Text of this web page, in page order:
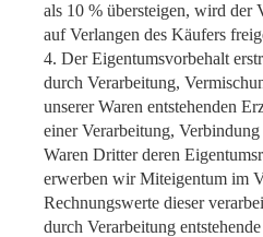
als 10 % übersteigen, wird der
auf Verlangen des Käufers
4. Der Eigentumsvorbehalt
durch Verarbeitung,
unserer Waren entstehenden
einer Verarbeitung,
Waren Dritter deren
erwerben wir Miteigentum im
Rechnungswerte dieser
durch Verarbeitung